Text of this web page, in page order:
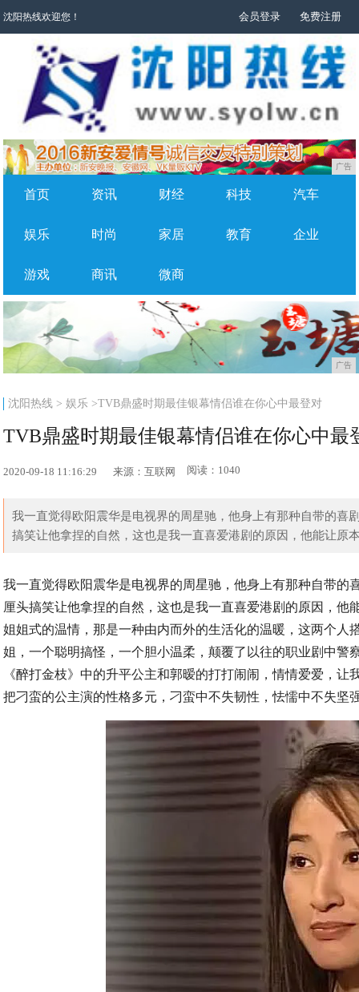
沈阳热线欢迎您！ 会员登录 免费注册
广告
首页 资讯 财经 科技 汽车
娱乐 时尚 家居 教育 企业
游戏 商讯 微商
广告
沈阳热线 >娱乐 >TVB鼎盛时期最佳银幕情侣谁在你心中最登对
TVB鼎盛时期最佳银幕情侣谁在你心中最
2020-09-18 11:16:29 来源：互联网 阅读：1040
我一直觉得欧阳震华是电视界的周星驰，他身上有那种自带的
搞笑让他拿捏的自然，这也是我一直喜爱港剧的原因，他能让原
我一直觉得欧阳震华是电视界的周星驰，他身上有那种自带
厘头搞笑让他拿捏的自然，这也是我一直喜爱港剧的原因，
姐姐式的温情，那是一种由内而外的生活化的温暖，这两个
姐，一个聪明搞怪，一个胆小温柔，颠覆了以往的职业剧中
《醉打金枝》中的升平公主和郭暧的打打闹闹，情情爱爱，
把刁蛮的公主演的性格多元，刁蛮中不失韧性，怯懦中不失坚